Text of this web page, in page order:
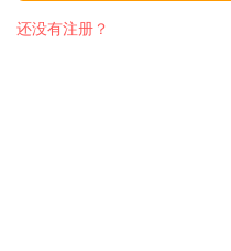
还没有注册？